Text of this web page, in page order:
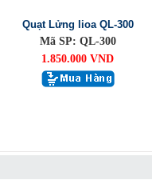
Quạt Lửng lioa QL-300
Mã SP: QL-300
1.850.000 VND